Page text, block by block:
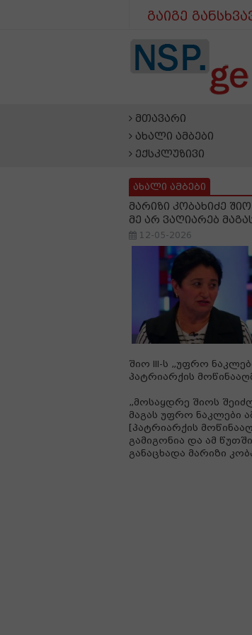
გაიგე
მთავარი
ახალი ამბები
ექსკლუზივი
ახალი ამბები
მარიზი კობახიძე
მე არ ვაღიარებ
12-05-2026
შიო III-ს „უფრო
პატრიარქის
„მოსაყდრე შიოს
მაგას უფრო ნაკლები
[პატრიარქის
გამიგონია და ამ
განაცხადა მარიზი